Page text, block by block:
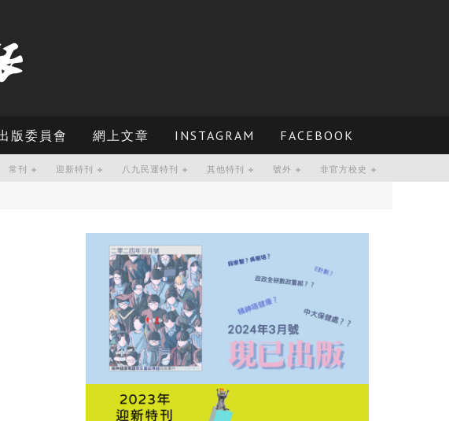
版委員會 網上文章 INSTAGRAM FACEBOOK
常刊 迎新特刊 八九民運特刊 其他特刊 號外 非官方校史